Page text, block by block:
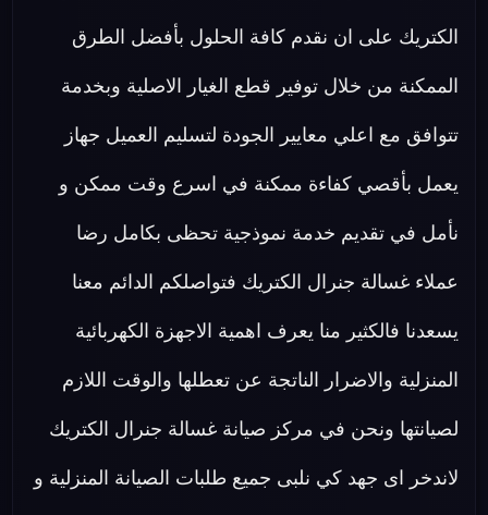
الكتريك على ان نقدم كافة الحلول بأفضل الطرق
الممكنة من خلال توفير قطع الغيار الاصلية وبخدمة
تتوافق مع اعلي معايير الجودة لتسليم العميل جهاز
يعمل بأقصي كفاءة ممكنة في اسرع وقت ممكن و
نأمل في تقديم خدمة نموذجية تحظى بكامل رضا
عملاء غسالة جنرال الكتريك فتواصلكم الدائم معنا
يسعدنا فالكثير منا يعرف اهمية الاجهزة الكهربائية
المنزلية والاضرار الناتجة عن تعطلها والوقت اللازم
لصيانتها ونحن في مركز صيانة غسالة جنرال الكتريك
لاندخر اى جهد كي نلبى جميع طلبات الصيانة المنزلية و